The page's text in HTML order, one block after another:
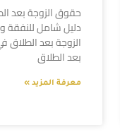
دليل شامل للنفقة
الزوجة بعد
بعد الطلاق
معرفة المزيد »